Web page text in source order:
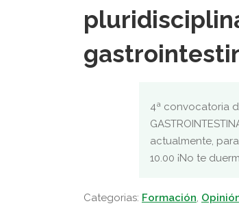
4ª convocatoria
actualmente,
10.00 ¡No te
Categorias: Formación,